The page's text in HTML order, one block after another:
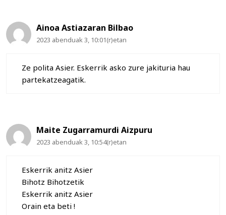
Ainoa Astiazaran Bilbao
2023 abenduak 3, 10:01(r)etan
Ze polita Asier. Eskerrik asko zure jakituria hau
partekatzeagatik.
Maite Zugarramurdi Aizpuru
2023 abenduak 3, 10:54(r)etan
Eskerrik anitz Asier
Bihotz Bihotzetik
Eskerrik anitz Asier
Orain eta beti !